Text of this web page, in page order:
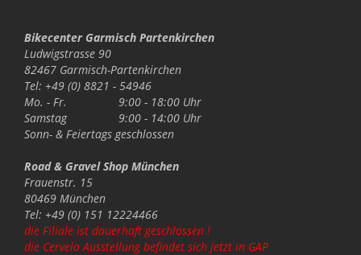
Bikecenter Garmisch Partenkirchen
Ludwigstrasse 90
82467 Garmisch-Partenkirchen
Tel: +49 (0) 8821 - 54946
Mo. - Fr.
9:00 - 18:00 Uhr
Samstag
9:00 - 14:00 Uhr
Sonn- & Feiertags geschlossen
Road & Gravel Shop München
Frauenstr. 15
80469 München
Tel: +49 (0) 151 12224466
die Filiale ist dauerhaft geschlossen !
die Cervelo Ausstellung befindet sich jetzt in GAP